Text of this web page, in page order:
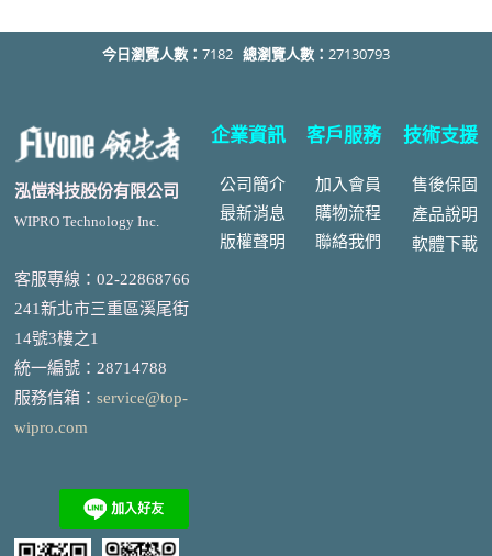
今日瀏覽人數： 7182 總瀏覽人數： 27130793
泓愷科技股份有限公司
WIPRO Technology Inc.
客服專線：02-22868766
241新北市三重區溪尾街
14號3樓之1
統一編號 ： 28714788
服務信箱： service@top-
wipro.com
企業資訊
公司簡介
最新消息
版權聲明
客戶服務
加入會員
購物流程
聯絡我們
技術支援
售後保固
產品說明
軟體下載